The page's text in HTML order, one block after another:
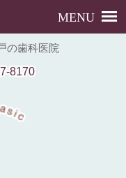
の歯科医院
8170